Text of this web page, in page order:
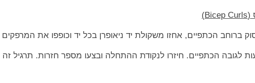
ברוחב הכתפיים, אחזו משקולת יד ניאופרן בכל יד וכופפו את
לגובה הכתפיים. חיזרו לנקודת ההתחלה ובצעו מספר חזרות. תרגיל